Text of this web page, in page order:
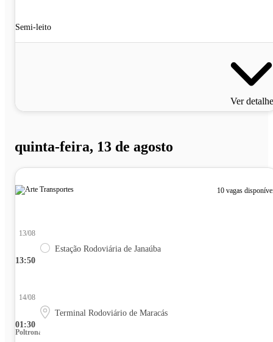
Semi-leito
Ver
quinta-feira, 13 de agosto
10 vagas
13:50
13/08
Estação Rodoviária de Janaúba
01:30
14/08
Terminal Rodoviário de Maracás
Poltrona